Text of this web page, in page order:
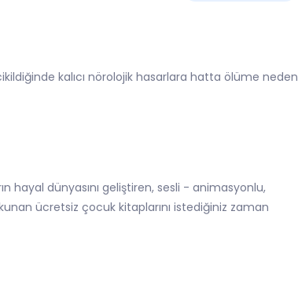
kalıcı nörolojik hasarlara hatta ölüme neden
hayal dünyasını geliştiren, sesli - animasyonlu,
ücretsiz çocuk kitaplarını istediğiniz zaman